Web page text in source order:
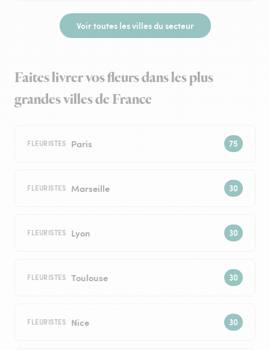
Voir toutes les villes du secteur
Faites livrer vos fleurs dans les plus
grandes villes de France
FLEURISTES Paris
FLEURISTES Marseille
FLEURISTES Lyon
FLEURISTES Toulouse
FLEURISTES Nice